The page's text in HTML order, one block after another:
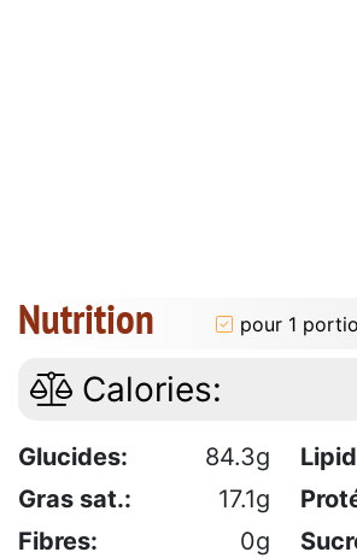
Nutrition pour 1
Calories:
Glucides: 84.3g
Gras sat.:
17.1g
Fibres:
0g